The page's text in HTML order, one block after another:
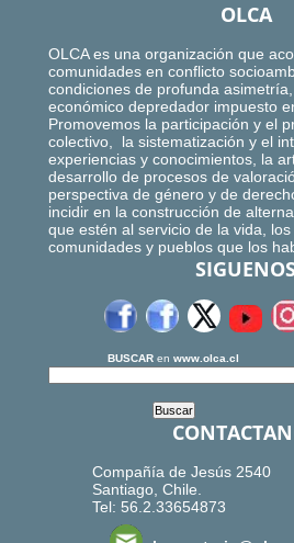
OLCA
OLCA es una organización que
comunidades en conflicto
condiciones de profunda
económico depredador impuesto
Promovemos la participación y el
colectivo, la sistematización y el
experiencias y conocimientos, la
desarrollo de procesos de
perspectiva de género y de
incidir en la construcción de
que estén al servicio de la vida,
comunidades y pueblos que los
BUSCAR en www.olca.cl
Compañía de Jesús 2540
Santiago, Chile.
Tel: 56.2.33654873